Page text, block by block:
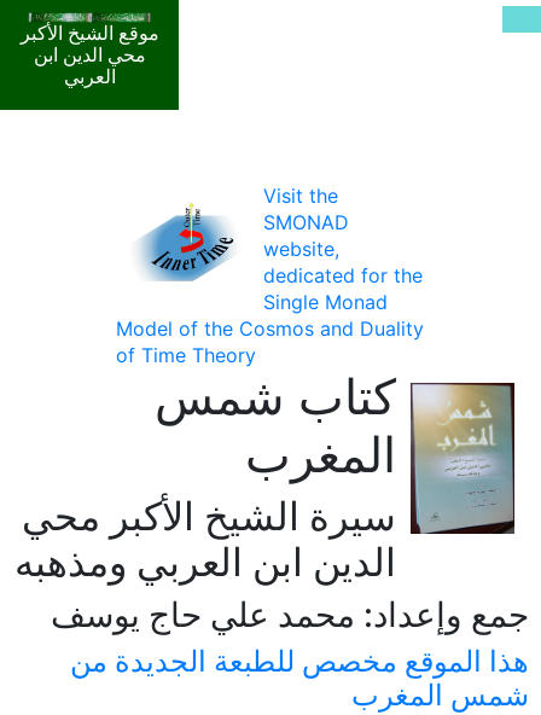
موقع الشيخ الأكبر
محي الدين ابن
العربي
Visit the
SMONAD
website,
dedicated for the
Single Monad
Model of the Cosmos and Duality
of Time Theory
كتاب شمس
المغرب
سيرة الشيخ الأكبر محي
الدين ابن العربي ومذهبه
جمع وإعداد: محمد علي حاج يوسف
هذا الموقع مخصص للطبعة الجديدة من
شمس المغرب